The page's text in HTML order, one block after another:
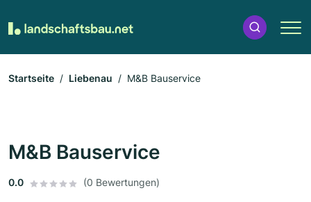
Startseite Liebenau M&B Bauservice
M&B Bauservice
0.0 (0 Bewertungen)